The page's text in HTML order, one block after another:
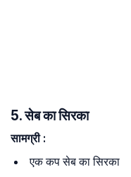
5. सेब का सिरका
सामग्री:
एक कप सेब का सिरका